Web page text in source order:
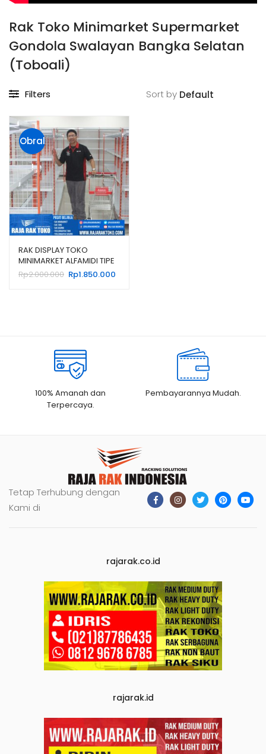
Rak Toko Minimarket Supermarket
Gondola Swalayan Bangka Selatan
(Toboali)
Filters Sort by
Obral
!
RAK DISPLAY TOKO
MINIMARKET ALFAMIDI TIPE
RR-18 RAJARAK
Rp2.000.000 Harga
Rp1.850.000
100% Amanah dan
Terpercaya.
Pembayarannya Mudah.
Tetap Terhubung dengan
Kami di
rajarak.co.id
rajarak.id